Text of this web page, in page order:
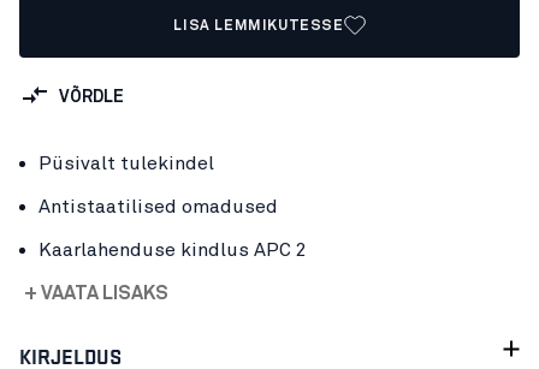
LISA LEMMIKUTESSE
VÕRDLE
Püsivalt tulekindel
Antistaatilised omadused
Kaarlahenduse kindlus APC 2
+ VAATA LISAKS
KIRJELDUS